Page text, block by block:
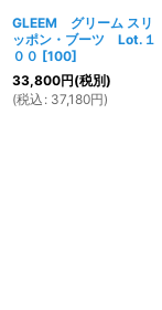
GLEEM グリーム スリ
ッポン・ブーツ Lot.１
００ [100]
33,800円(税別)
(税込 : 37,180円)